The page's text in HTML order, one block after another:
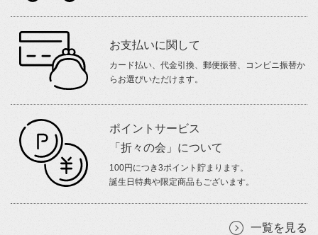
お支払いに関して
カード払い、代金引換、郵便振替、コンビニ振替か
らお選びいただけます。
ポイントサービス
「折々の会」について
100円につき3ポイント貯まります。
誕生日特典や限定商品もございます。
一覧を見る